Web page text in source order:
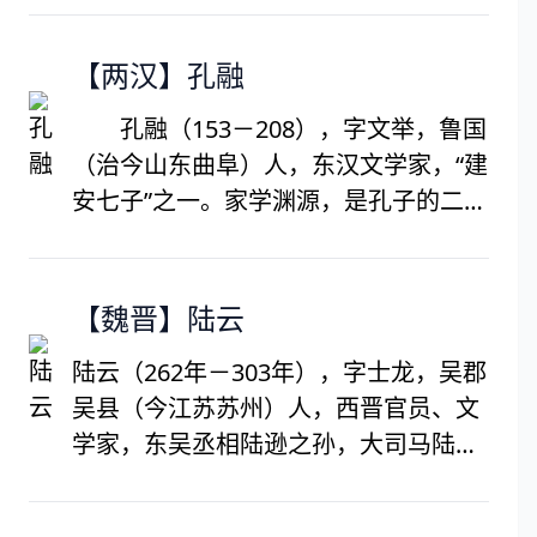
在位时，南唐疆土最大。不过李璟奢侈
好读书，多才艺。常与宠臣韩熙载、冯
延巳等饮宴赋诗。他的词，感情真挚，
风格清新，语言不事雕琢，“小楼吹彻玉
孝皇帝。其诗词被录入《南唐二主词》
中。
【两汉】孔融
孔融（153－208），字文举，鲁国
（治今山东曲阜）人，东汉文学家，“建
安七子”之一。家学渊源，是孔子的二十
称俊秀。献帝即位后任北军中侯、虎贲
年，修城邑，立学校，举贤才，表儒
术。建安元年（196），征还为将作大
匠，迁少府，又任大中大夫。性好宾
【魏晋】陆云
陆云（262年－303年），字士龙，吴郡
吴县（今江苏苏州）人，西晋官员、文
学家，东吴丞相陆逊之孙，大司马陆抗